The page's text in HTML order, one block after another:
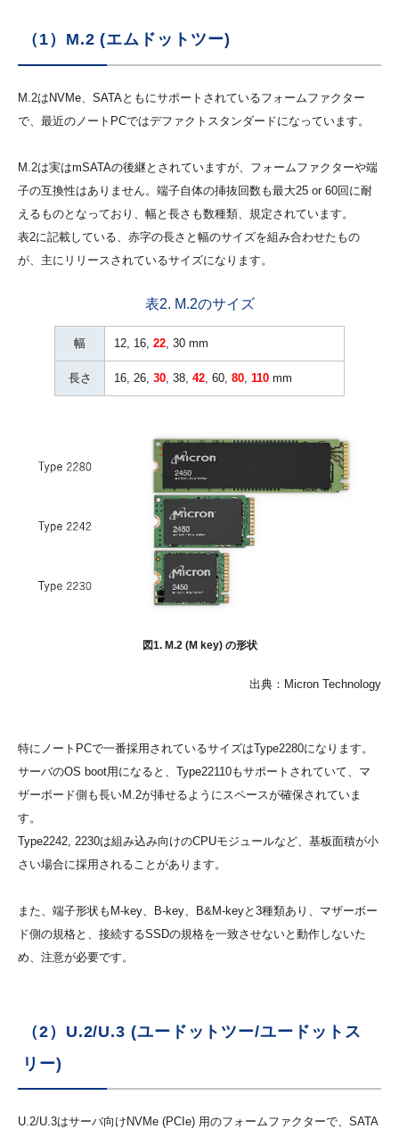
（1）M.2 (エムドットツー)
M.2はNVMe、SATAともにサポートされているフォームファクター
で、最近のノートPCではデファクトスタンダードになっています。
M.2は実はmSATAの後継とされていますが、フォームファクターや端
子の互換性はありません。端子自体の挿抜回数も最大25 or 60回に耐
えるものとなっており、幅と長さも数種類、規定されています。
表2に記載している、赤字の長さと幅のサイズを組み合わせたもの
が、主にリリースされているサイズになります。
表2. M.2のサイズ
幅 12, 16, 22, 30 mm
長さ 16, 26, 30, 38, 42, 60, 80, 110 mm
図1. M.2 (M key) の形状
出典：Micron Technology
特にノートPCで一番採用されているサイズはType2280になります。
サーバのOS boot用になると、Type22110もサポートされていて、マ
ザーボード側も長いM.2が挿せるようにスペースが確保されていま
す。
Type2242, 2230は組み込み向けのCPUモジュールなど、基板面積が小
さい場合に採用されることがあります。
また、端子形状もM-key、B-key、B&M-keyと3種類あり、マザーボー
ド側の規格と、接続するSSDの規格を一致させないと動作しないた
め、注意が必要です。
（2）U.2/U.3 (ユードットツー/ユードットス
リー)
U.2/U.3はサーバ向けNVMe (PCIe) 用のフォームファクターで、SATA